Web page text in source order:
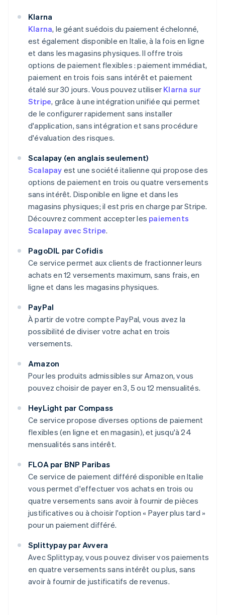
Klarna
Klarna, le géant suédois du paiement échelonné,
est également disponible en Italie, à la fois en ligne
et dans les magasins physiques. Il offre trois
options de paiement flexibles : paiement immédiat,
paiement en trois fois sans intérêt et paiement
étalé sur 30 jours. Vous pouvez utiliser Klarna sur
Stripe, grâce à une intégration unifiée qui permet
de le configurer rapidement sans installer
d'application, sans intégration et sans procédure
d'évaluation des risques.
Scalapay (en anglais seulement)
Scalapay est une société italienne qui propose des
options de paiement en trois ou quatre versements
sans intérêt. Disponible en ligne et dans les
magasins physiques; il est pris en charge par Stripe.
Découvrez comment accepter les paiements
Scalapay avec Stripe.
PagoDIL par Cofidis
Ce service permet aux clients de fractionner leurs
achats en 12 versements maximum, sans frais, en
ligne et dans les magasins physiques.
PayPal
À partir de votre compte PayPal, vous avez la
possibilité de diviser votre achat en trois
versements.
Amazon
Pour les produits admissibles sur Amazon, vous
pouvez choisir de payer en 3, 5 ou 12 mensualités.
HeyLight par Compass
Ce service propose diverses options de paiement
flexibles (en ligne et en magasin), et jusqu'à 24
mensualités sans intérêt.
FLOA par BNP Paribas
Ce service de paiement différé disponible en Italie
vous permet d'effectuer vos achats en trois ou
quatre versements sans avoir à fournir de pièces
justificatives ou à choisir l'option « Payer plus tard »
pour un paiement différé.
Splittypay par Avvera
Avec Splittypay, vous pouvez diviser vos paiements
en quatre versements sans intérêt ou plus, sans
avoir à fournir de justificatifs de revenus.